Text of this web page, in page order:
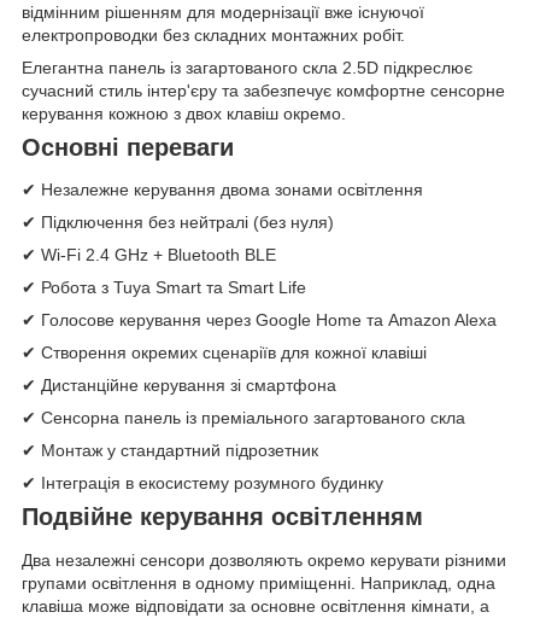
відмінним рішенням для модернізації вже існуючої
електропроводки без складних монтажних робіт.
Елегантна панель із загартованого скла 2.5D підкреслює
сучасний стиль інтер'єру та забезпечує комфортне сенсорне
керування кожною з двох клавіш окремо.
Основні переваги
✔ Незалежне керування двома зонами освітлення
✔ Підключення без нейтралі (без нуля)
✔ Wi-Fi 2.4 GHz + Bluetooth BLE
✔ Робота з Tuya Smart та Smart Life
✔ Голосове керування через Google Home та Amazon Alexa
✔ Створення окремих сценаріїв для кожної клавіші
✔ Дистанційне керування зі смартфона
✔ Сенсорна панель із преміального загартованого скла
✔ Монтаж у стандартний підрозетник
✔ Інтеграція в екосистему розумного будинку
Подвійне керування освітленням
Два незалежні сенсори дозволяють окремо керувати різними
групами освітлення в одному приміщенні. Наприклад, одна
клавіша може відповідати за основне освітлення кімнати, а